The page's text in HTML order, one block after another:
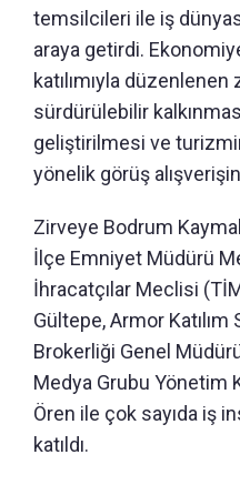
temsilcileri ile iş
araya getirdi.
katılımıyla düzenlenen
sürdürülebilir
geliştirilmesi ve
yönelik görüş
Zirveye Bodrum
İlçe Emniyet Müdürü
İhracatçılar Meclisi
Gültepe, Armor
Brokerliği Genel
Medya Grubu Yönetim
Ören ile çok sayıda iş
katıldı.